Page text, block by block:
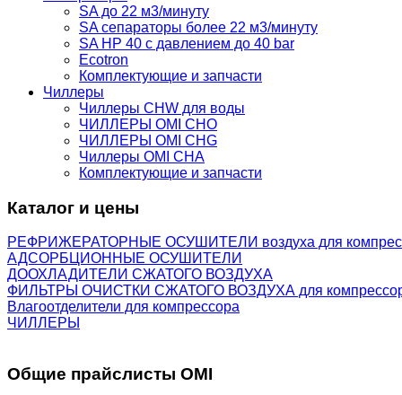
SA до 22 м3/минуту
SA сепараторы более 22 м3/минуту
SA HP 40 с давлением до 40 bar
Ecotron
Комплектующие и запчасти
Чиллеры
Чиллеры CHW для воды
ЧИЛЛЕРЫ OMI CHO
ЧИЛЛЕРЫ OMI CHG
Чиллеры OMI CHA
Комплектующие и запчасти
Каталог и цены
РЕФРИЖЕРАТОРНЫЕ ОСУШИТЕЛИ воздуха для
АДСОРБЦИОННЫЕ ОСУШИТЕЛИ
ДООХЛАДИТЕЛИ СЖАТОГО ВОЗДУХА
ФИЛЬТРЫ ОЧИСТКИ СЖАТОГО ВОЗДУХА для
Влагоотделители для компрессора
ЧИЛЛЕРЫ
Общие прайслисты OMI